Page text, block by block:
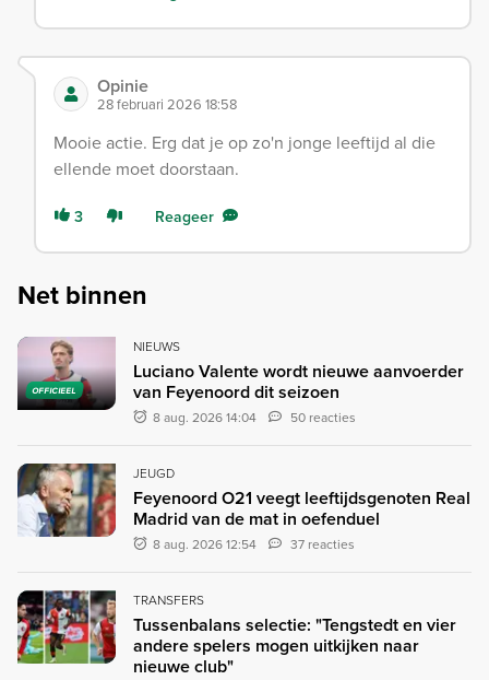
Opinie
28 februari 2026 18:58
Mooie actie. Erg dat je op zo'n jonge leeftijd al die
ellende moet doorstaan.
3 Reageer
Net binnen
OFFICIEEL
NIEUWS
Luciano Valente wordt nieuwe aanvoerder
van Feyenoord dit seizoen
8 aug. 2026 14:04 50 reacties
JEUGD
Feyenoord O21 veegt leeftijdsgenoten Real
Madrid van de mat in oefenduel
8 aug. 2026 12:54 37 reacties
TRANSFERS
Tussenbalans selectie: "Tengstedt en vier
andere spelers mogen uitkijken naar
nieuwe club"